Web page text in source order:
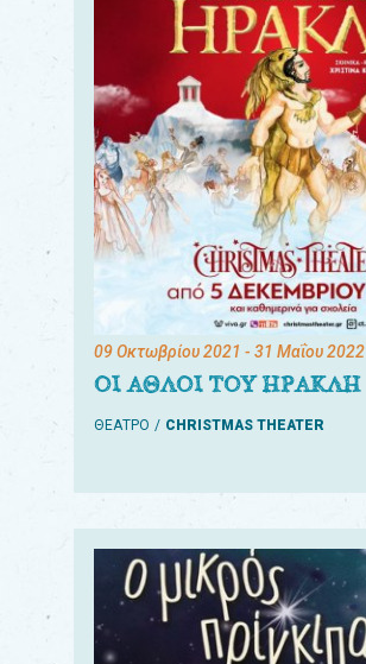
09 Οκτωβρίου 2021 - 31 Μαΐου 2022
ΟΙ ΑΘΛΟΙ ΤΟΥ ΗΡΑΚΛΗ
ΘΕΑΤΡΟ CHRISTMAS THEATER